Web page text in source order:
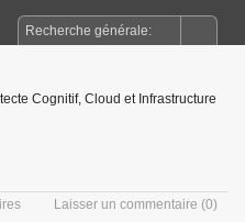
Cognitif, Cloud et Infrastructure
Laisser un commentaire (0)